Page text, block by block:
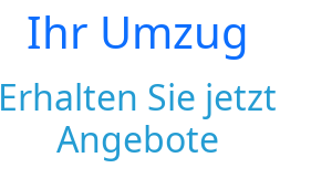
Ihr Umzug
Erhalten Sie jetzt
Angebote